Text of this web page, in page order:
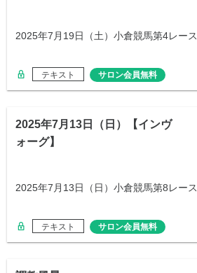
2025年7月19日（土）小倉競馬第4レース
テキスト サロン会員無料
2025年7月13日（日）【インヴ
ォーグ】
2025年7月13日（日）小倉競馬第8レース
テキスト サロン会員無料